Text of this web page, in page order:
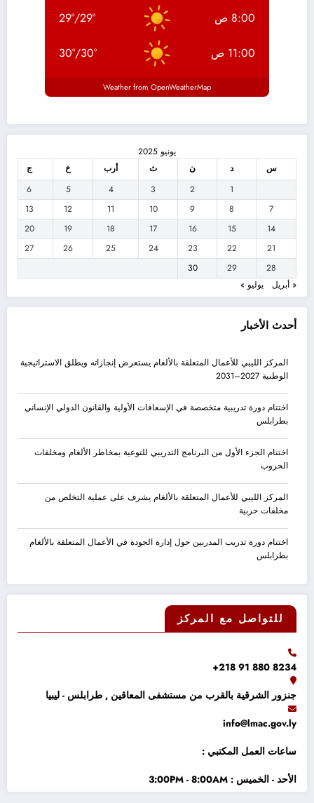
8:00 ص 29°
/
29°
11:00 ص 30°
/
30°
Weather from OpenWeatherMap
يونيو 2025
س
د ن ث أرب خ
ج
1
2
3
4
5
6
7
8
9
10
11
12
13
14
15
16
17
18
19
20
21
22
23
24
25
26
27
28
29
30
« أبريل
يوليو »
أحدث الأخبار
المركز الليبي للأعمال المتعلقة بالألغام يستعرض إنجازاته ويطلق الاستراتيجية
الوطنية 2027–2031
اختتام دورة تدريبية متخصصة في الإسعافات الأولية والقانون الدولي الإنساني
بطرابلس
اختتام الجزء الأول من البرنامج التدريبي للتوعية بمخاطر الألغام ومخلفات
الحروب
المركز الليبي للأعمال المتعلقة بالألغام يشرف على عملية التخلص من
مخلفات حربية
اختتام دورة تدريب المدربين حول إدارة الجودة في الأعمال المتعلقة بالألغام
بطرابلس
للتواصل مع المركز
8234 880 91 218+
جنزور الشرقية بالقرب من مستشفى المعاقين , طرابلس - ليبيا
info@lmac.gov.ly
ساعات العمل المكتبي :
الأحد - الخميس : 3:00PM - 8:00AM